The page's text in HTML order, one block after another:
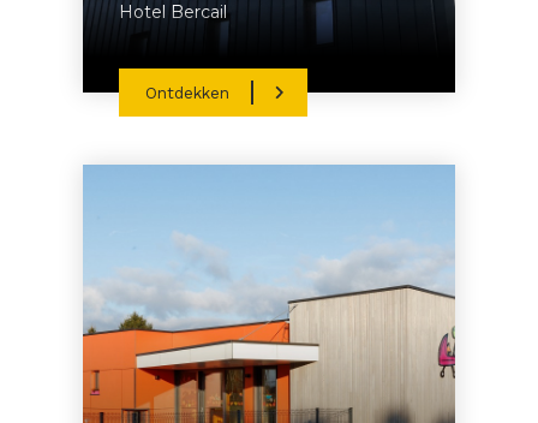
Hotel Bercail
Ontdekken